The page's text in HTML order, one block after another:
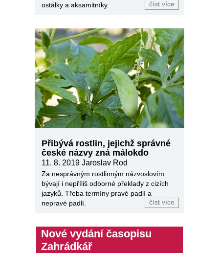
ostálky a aksamitníky.
číst více
Přibývá rostlin, jejichž správné
české názvy zná málokdo
11. 8. 2019 Jaroslav Rod
Za nesprávným rostlinným názvoslovím
bývají i nepříliš odborné překlady z cizích
jazyků. Třeba termíny pravé padlí a
nepravé padlí.
číst více
Nové vydání časopisu
Zahrádkář